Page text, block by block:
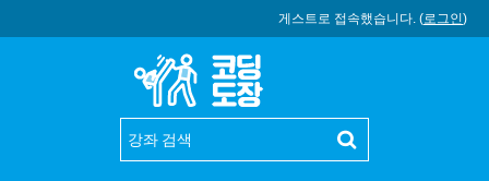
게스트로 접속했습니다. (로그인)